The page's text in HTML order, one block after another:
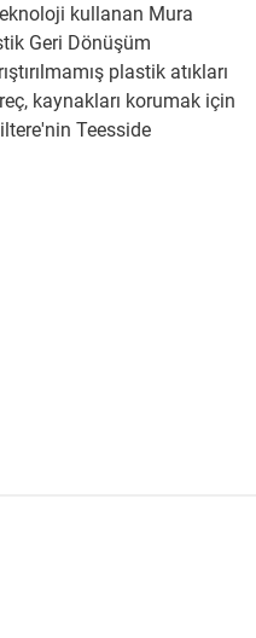
kullanan Mura
Geri Dönüşüm
plastik atıkları
kaynakları korumak için
Teesside